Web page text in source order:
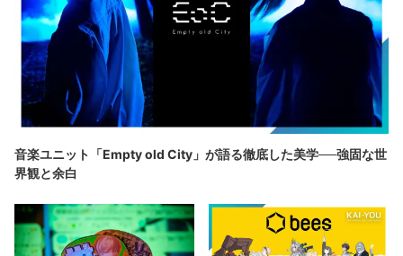
音楽ユニット「Empty old City」が語る徹底した美学──強固な世
界観と余白